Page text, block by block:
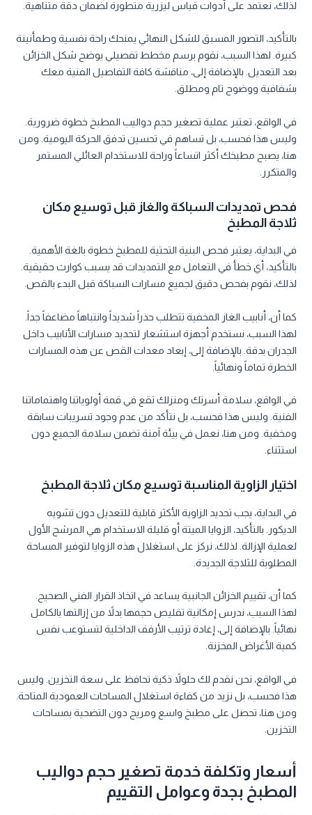
لذلك، نعتمد على أدوات قياس ليزرية متطورة لضمان دقة متناهية.
بالتأكيد، التصور المسبق للشكل النهائي يمنحك راحة نفسية وطمأنينة
كبيرة. لهذا السبب، نقوم برسم مخطط تفصيلي يوضح شكل الخزائن
بعد التعديل. بالإضافة إلى، مناقشة كافة التفاصيل الفنية معك
بشفافية ووضوح تام ومطلق.
في الواقع، تعتبر عملية تصغير حجم دواليب المطبخ خطوة ضرورية.
وليس هذا فحسب، بل تساهم في تحسين تدفق الحركة اليومية. ومن
هنا، يصبح مطبخك أكثر اتساعاً وراحة للاستخدام العائلي المستمر
والمتكرر.
فحص تمديدات السباكة والغاز قبل توسيع مكان
ثلاجة المطبخ
في البداية، يعتبر فحص البنية التحتية للمطبخ خطوة بالغة الأهمية.
بالتأكيد، أي خطأ في التعامل مع التمديدات قد يسبب كوارث حقيقية.
لذلك، نقوم بفحص دقيق لجميع مسارات السباكة قبل البدء بالقص.
كما أن، أنابيب الغاز المخفية تتطلب حذراً شديداً وانتباهاً مضاعفاً جداً.
لهذا السبب، نستخدم أجهزة استشعار لتحديد مسارات الأنابيب داخل
الجدران بدقة. بالإضافة إلى، إبعاد معدات القص عن هذه المسارات
الخطرة تماماً ونهائياً.
في الواقع، سلامة أسرتك ومنزلك تقع في قمة أولوياتنا واهتماماتنا
الفنية. وليس هذا فحسب، بل نتأكد من عدم وجود تسريبات سابقة
ومخفية. ومن هنا، نعمل في بيئة آمنة تضمن سلامة الجميع دون
استثناء.
اختيار الزاوية المناسبة توسيع مكان ثلاجة المطبخ
في البداية، يجب تحديد الزاوية الأكثر قابلية للتعديل دون تشويه
الديكور. بالتأكيد، الزوايا الميتة أو قليلة الاستخدام هي المرشح الأول
لعملية الإزالة. لذلك، نركز على استغلال هذه الزوايا لتوفير المساحة
المطلوبة للثلاجة الجديدة.
كما أن، تقييم الخزائن الجانبية يساعد في اتخاذ القرار الفني الصحيح.
لهذا السبب، ندرس إمكانية تقليص حجمها بدلاً من إزالتها بالكامل
نهائياً. بالإضافة إلى، إعادة ترتيب الأرفف الداخلية لتستوعب نفس
كمية الأغراض المخزنة.
في الواقع، نحن نقدم لك حلولاً ذكية تحافظ على سعة التخزين. وليس
هذا فحسب، بل نزيد من كفاءة استغلال المساحات العمودية المتاحة.
ومن هنا، تحصل على مطبخ واسع ومريح دون التضحية بمساحات
التخزين.
أسعار وتكلفة خدمة تصغير حجم دواليب
المطبخ بجدة وعوامل التقييم